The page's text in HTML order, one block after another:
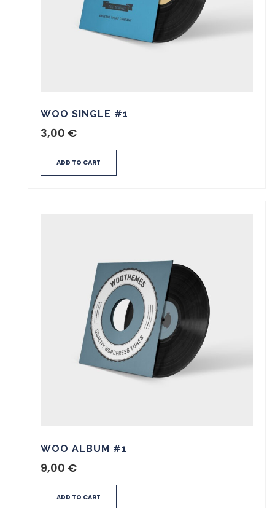
WOO SINGLE #1
3,00 €
ADD TO CART
WOO ALBUM #1
9,00 €
ADD TO CART